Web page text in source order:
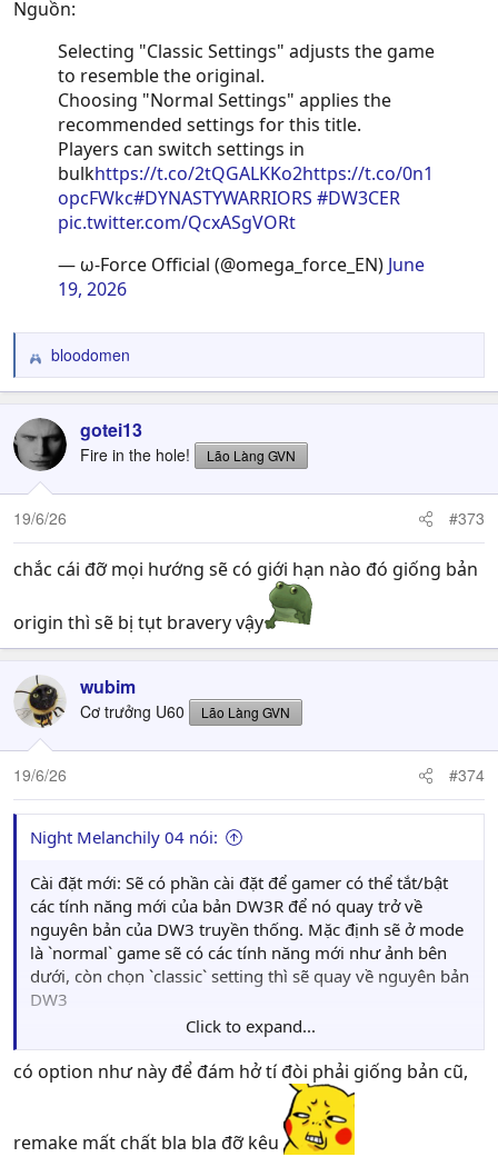
Nguồn:
Selecting "Classic Settings" adjusts the game
to resemble the original.
Choosing "Normal Settings" applies the
recommended settings for this title.
Players can switch settings in
bulkhttps://t.co/2tQGALKKo2https://t.co/0n1
opcFWkc#DYNASTYWARRIORS #DW3CER
pic.twitter.com/QcxASgVORt
— ω-Force Official (@omega_force_EN) June
19, 2026
R
e
c
t
i
o
n
bloodomen
gotei13
Fire in the hole! Lão Làng GVN
19/6/26 #373
chắc cái đỡ mọi hướng sẽ có giới hạn nào đó giống bản
origin thì sẽ bị tụt bravery vậy
wubim
Cơ trưởng U60 Lão Làng GVN
19/6/26 #374
Night Melanchily 04 nói:
Cài đặt mới: Sẽ có phần cài đặt để gamer có thể tắt/bật
các tính năng mới của bản DW3R để nó quay trở về
nguyên bản của DW3 truyền thống. Mặc định sẽ ở mode
là `normal` game sẽ có các tính năng mới như ảnh bên
dưới, còn chọn `classic` setting thì sẽ quay về nguyên bản
DW3
VD:
- Ở bản cũ thì khi đỡ mà bị địch đánh sau lưng thì sẽ bị
trúng đòn, còn ở bản mới này mặc định khi đỡ đòn sẽ đỡ
tất cả các hướng "All direction" (giống DW: Origins, cái
này có thể do bản mới lính sẽ khá đông nên có thêm lựa
chọn này cũng hợp lý, cơ mà bởi vì không có thanh năng
Click to expand...
có option như này để đám hở tí đòi phải giống bản cũ,
remake mất chất bla bla đỡ kêu